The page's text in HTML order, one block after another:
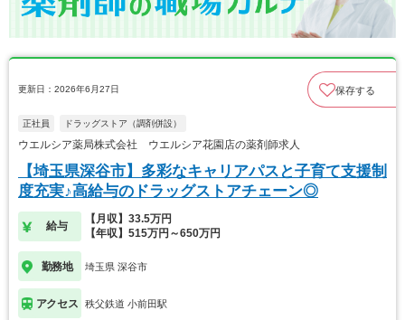
更新日：2026年6月27日 保存する
正社員 ドラッグストア（調剤併設）
ウエルシア薬局株式会社 ウエルシア花園店の薬剤師求人
【埼玉県深谷市】多彩なキャリアパスと子育て支援制
度充実♪高給与のドラッグストアチェーン◎
給与
【月収】33.5万円
【年収】515万円～650万円
勤務地 埼玉県 深谷市
アクセス 秩父鉄道 小前田駅